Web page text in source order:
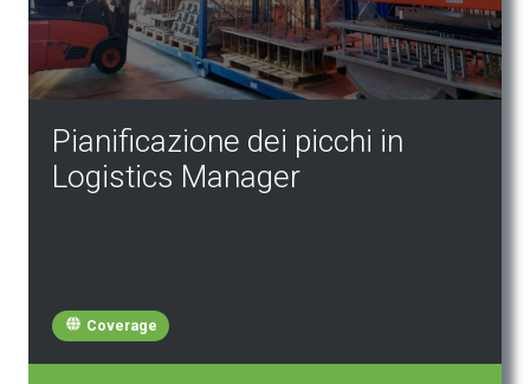
Pianificazione dei picchi in
Logistics Manager
Coverage